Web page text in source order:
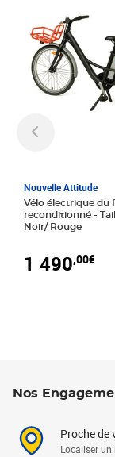
Nouvelle Attitude
Vélo électrique du
reconditionné - Taille normale -
Noir/ Rouge
1 490,00€
Nos
Proche de
Localiser